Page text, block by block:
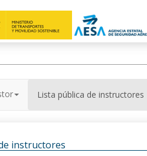
Lista pública de instructores
instructores